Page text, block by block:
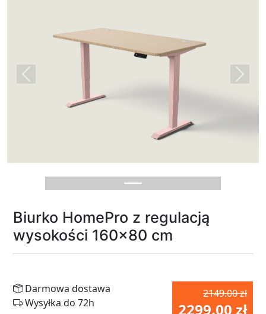
Previous Next
Biurko HomePro z regulacją
wysokości 160x80 cm
2149.00 zł
2299.00 zł
Darmowa dostawa
Wysyłka do 72h